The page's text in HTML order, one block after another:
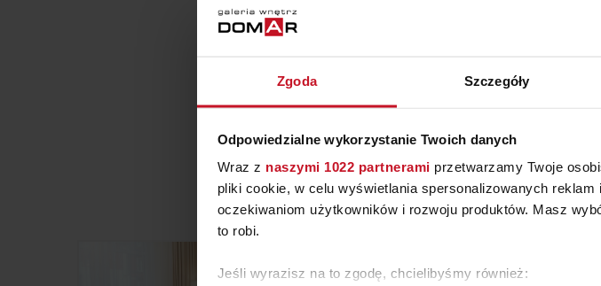
Zgoda Szczegóły
Odpowiedzialne wykorzystanie Twoich danych
Wraz z naszymi 1022 partnerami przetwarzamy Twoje
pliki cookie, w celu wyświetlania spersonalizowanych
oczekiwaniom użytkowników i rozwoju produktów. Masz
to robi.
Jeśli wyrazisz na to zgodę, chcielibyśmy również:
ZOBACZ
W KATEGORII: